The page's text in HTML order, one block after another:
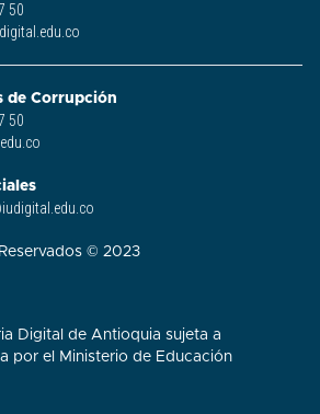
50
de Corrupción
50
© 2023
Digital de Antioquia sujeta a
por el Ministerio de Educación